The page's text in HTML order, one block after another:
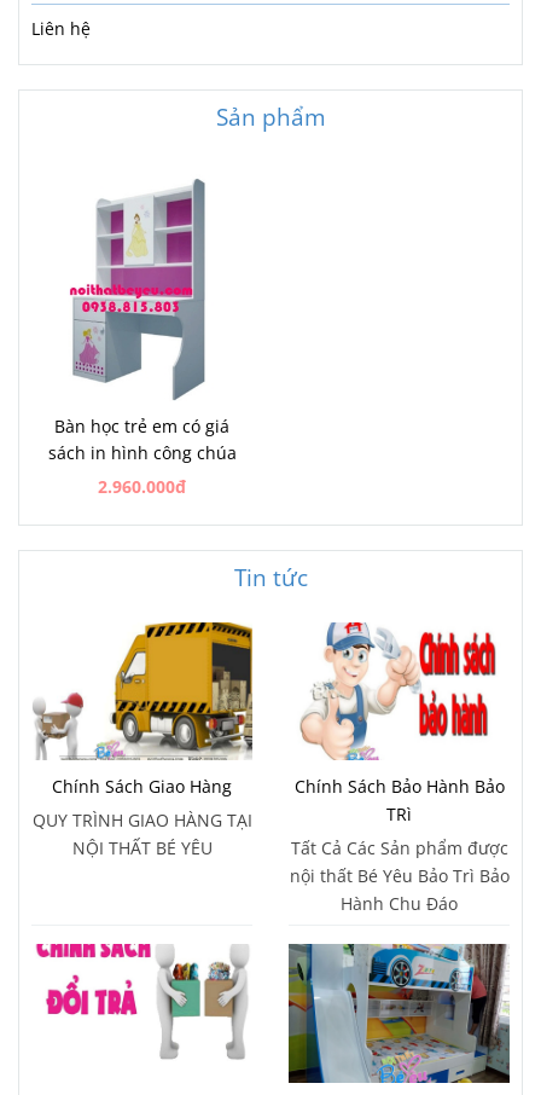
Liên hệ
Sản phẩm
Bàn học trẻ em có giá
sách in hình công chúa
2.960.000đ
Tin tức
Chính Sách Giao Hàng
QUY TRÌNH GIAO HÀNG TẠI
NỘI THẤT BÉ YÊU
Chính Sách Bảo Hành Bảo
TRì
Tất Cả Các Sản phẩm được
nội thất Bé Yêu Bảo Trì Bảo
Hành Chu Đáo